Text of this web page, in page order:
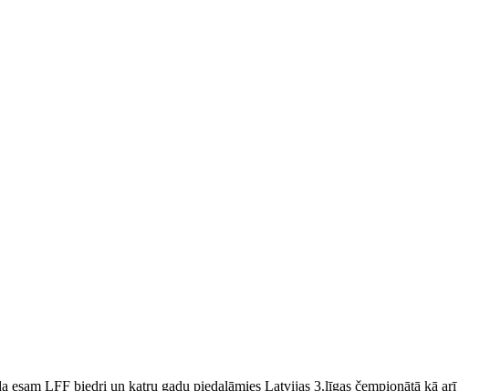
LFF biedri un katru gadu piedalāmies Latvijas 3.līgas čempionātā kā arī